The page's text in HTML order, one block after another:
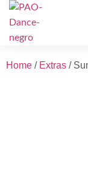
Home / Extras /